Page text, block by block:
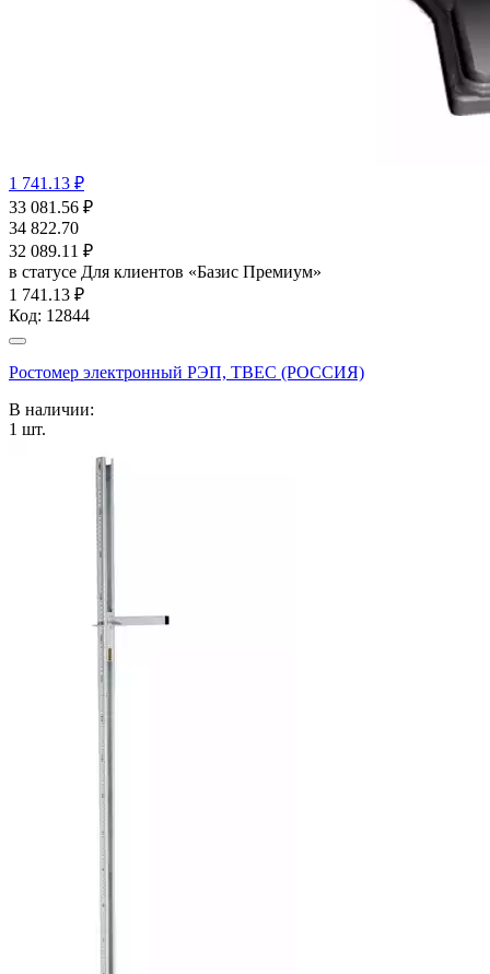
1 741.13 ₽
33 081.56 ₽
34 822.70
32 089.11 ₽
в статусе Для клиентов «Базис Премиум»
1 741.13 ₽
Код: 12844
Ростомер электронный РЭП, ТВЕС (РОССИЯ)
В наличии:
1 шт.